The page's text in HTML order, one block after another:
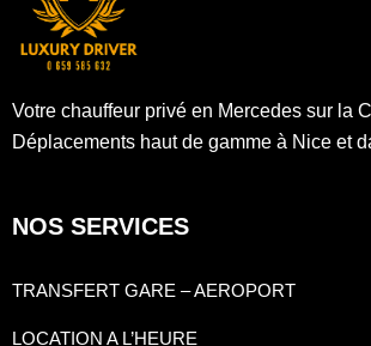
Votre chauffeur privé en Mercedes sur la
Déplacements haut de gamme à Nice et
NOS SERVICES
TRANSFERT GARE – AEROPORT
LOCATION A L’HEURE